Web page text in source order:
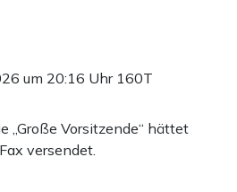
um 20:16 Uhr 160T
„Große Vorsitzende“ hättet
versendet.